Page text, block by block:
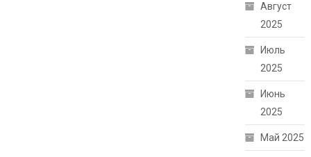
Август
2025
Июль
2025
Июнь
2025
Май 2025